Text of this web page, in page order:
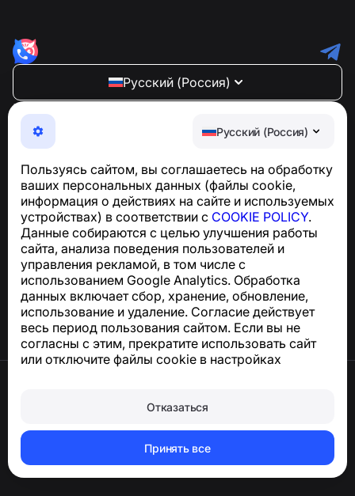
Русский (Россия)
Пользуясь сайтом, вы соглашаетесь на обработку
ваших персональных данных (файлы cookie,
информация о действиях на сайте и используемых
устройствах) в соответствии с COOKIE POLICY.
Данные собираются с целью улучшения работы
сайта, анализа поведения пользователей и
управления рекламой, в том числе с
использованием Google Analytics. Обработка
данных включает сбор, хранение, обновление,
использование и удаление. Согласие действует
весь период пользования сайтом. Если вы не
согласны с этим, прекратите использовать сайт
или отключите файлы cookie в настройках
Отказаться
Принять все
Русский (Россия)
NumBuster © 2013—2026 ·
Максимально удобное приложение для защиты от
телефонных мошенников, спама и нежелательных
Для запросов по соблюдению GDPR:
support@numbuster.com
Центр поддержки
Новости и статьи
О проекте
Контакты
Удалить аккаунт и персональные данные